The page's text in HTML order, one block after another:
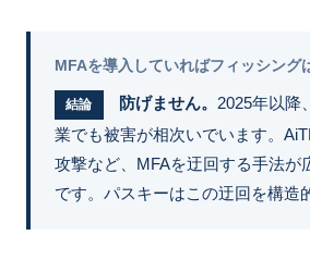
MFAを導入していればフィッシング
結論 防げません。 2025年以降
業でも被害が相次いでいます。
攻撃など、MFAを迂回する手法が
です。パスキーはこの迂回を構造